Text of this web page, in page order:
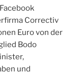
Correctiv
Euro von der
Bodo
und